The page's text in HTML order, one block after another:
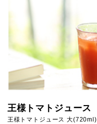
王様トマトジュース
王様トマトジュース 大(720ml)